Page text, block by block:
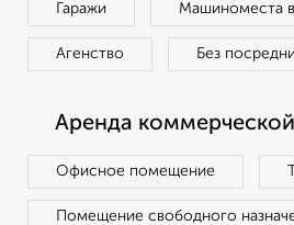
Гаражи Машиноместа в
Агенство Без
Аренда
Офисное помещение
Помещение свободного